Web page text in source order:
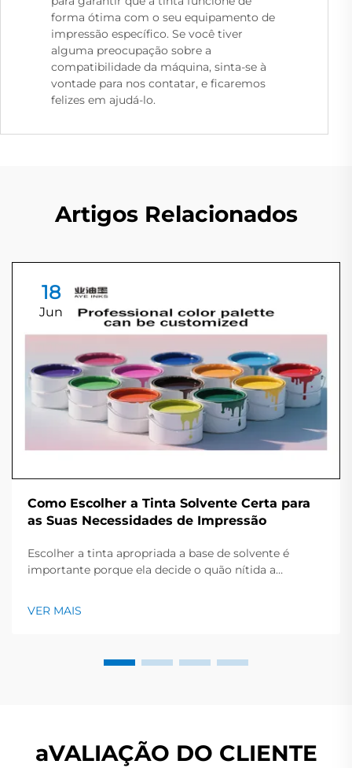
forma ótima com o seu equipamento de
impressão específico. Se você tiver
alguma preocupação sobre a
compatibilidade da máquina, sinta-se à
vontade para nos contatar, e ficaremos
felizes em ajudá-lo.
Artigos Relacionados
18
Jun
Como Escolher a Tinta Solvente Certa para
as Suas Necessidades de Impressão
Escolher a tinta apropriada a base de solvente é
importante porque ela decide o quão nítida a
uma visão geral dos principais tipos de tinta, os
VER MAIS
aVALIAÇÃO DO CLIENTE